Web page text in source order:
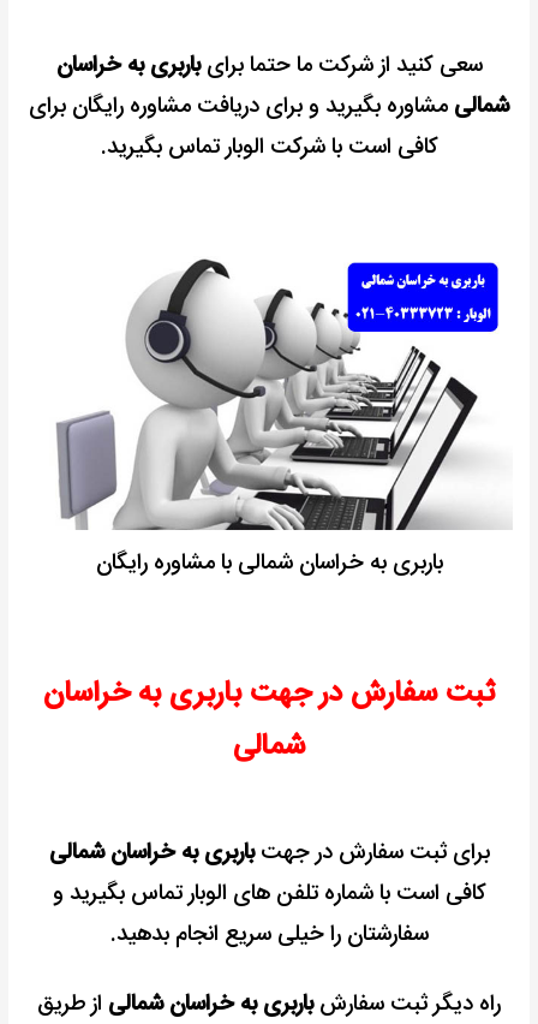
سعی کنید از شرکت ما حتما برایباربری به خراسان
شمالی مشاوره بگیرید و برای دریافت مشاوره رایگان برای
کافی است با شرکت الوبار تماس بگیرید.
باربری به خراسان شمالی با مشاوره رایگان
ثبت سفارش در جهت باربری به خراسان
شمالی
برای ثبت سفارش در جهتباربری به خراسان شمالی
کافی است با شماره تلفن های الوبار تماس بگیرید و
سفارشتان را خیلی سریع انجام بدهید.
راه دیگر ثبت سفارشباربری به خراسان شمالی از طریق